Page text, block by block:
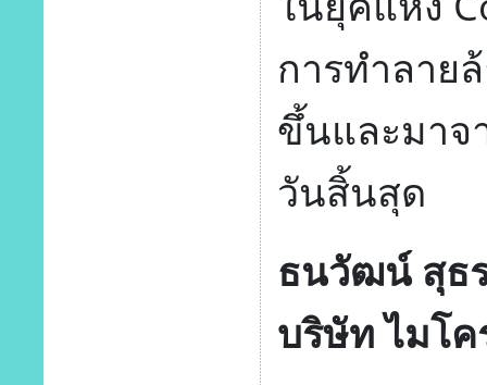
การทำลาย
ขึ้นและมาจ
วันสิ้นสุด
ธนวัฒน์ สุธ
บริษัท ไมโ